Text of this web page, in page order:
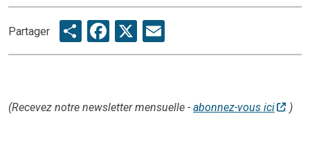
Partager ShareFacebook
X
(Recevez notre newsletter mensuelle - abonnez-vous ici )